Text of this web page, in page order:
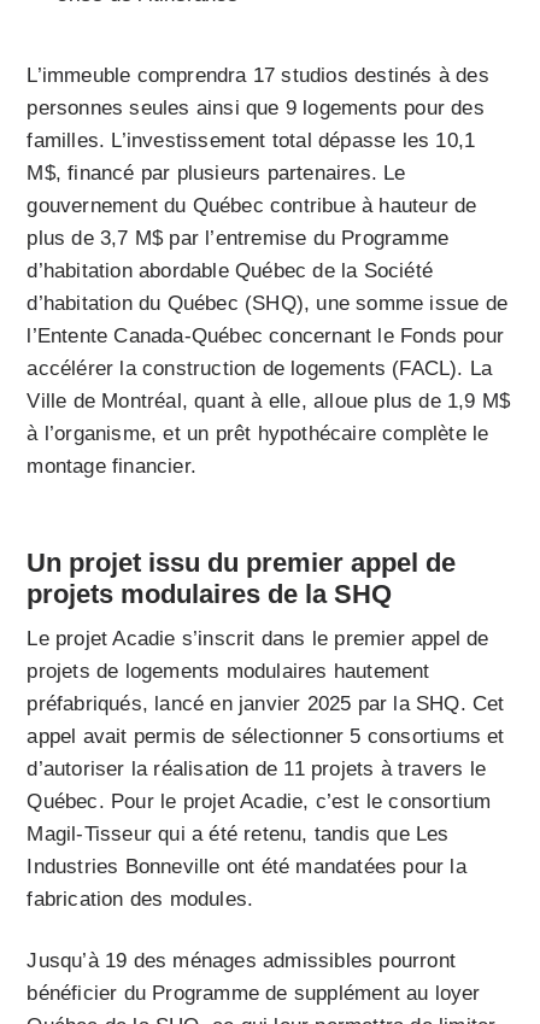
L’immeuble comprendra 17 studios destinés à des
personnes seules ainsi que 9 logements pour des
familles. L’investissement total dépasse les 10,1
M$, financé par plusieurs partenaires. Le
gouvernement du Québec contribue à hauteur de
plus de 3,7 M$ par l’entremise du Programme
d’habitation abordable Québec de la Société
d’habitation du Québec (SHQ), une somme issue de
l’Entente Canada-Québec concernant le Fonds pour
accélérer la construction de logements (FACL). La
Ville de Montréal, quant à elle, alloue plus de 1,9 M$
à l’organisme, et un prêt hypothécaire complète le
montage financier.
Un projet issu du premier appel de
projets modulaires de la SHQ
Le projet Acadie s’inscrit dans le premier appel de
projets de logements modulaires hautement
préfabriqués, lancé en janvier 2025 par la SHQ. Cet
appel avait permis de sélectionner 5 consortiums et
d’autoriser la réalisation de 11 projets à travers le
Québec. Pour le projet Acadie, c’est le consortium
Magil-Tisseur qui a été retenu, tandis que Les
Industries Bonneville ont été mandatées pour la
fabrication des modules.
Jusqu’à 19 des ménages admissibles pourront
bénéficier du Programme de supplément au loyer